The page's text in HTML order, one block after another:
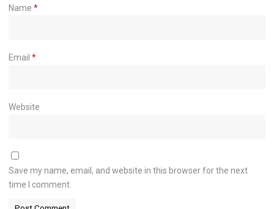
Name *
Email *
Website
Save my name, email, and website in this browser for the next
time I comment.